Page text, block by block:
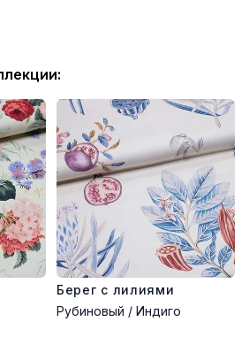
Берег с лилиями
Рубиновый / Индиго